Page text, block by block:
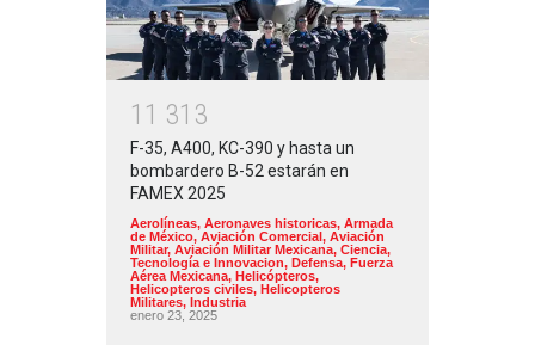
1 1 31 3
F-35, A400, KC-390 y hasta un
bombardero B-52 estarán en
FAMEX 2025
Aerolíneas, Aeronaves historicas, Armada
de México, Aviación Comercial, Aviación
Militar, Aviación Militar Mexicana, Ciencia,
Tecnología e Innovacion, Defensa, Fuerza
Aérea Mexicana, Helicópteros,
Helicopteros civiles, Helicopteros
Militares, Industria
enero 23, 2025